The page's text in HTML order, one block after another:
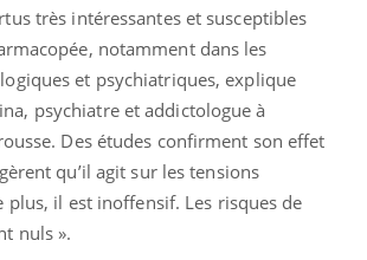
très intéressantes et susceptibles
notamment dans les
et psychiatriques, explique
psychiatre et addictologue à
. Des études confirment son effet
qu’il agit sur les tensions
plus, il est inoffensif. Les risques de
nuls ».